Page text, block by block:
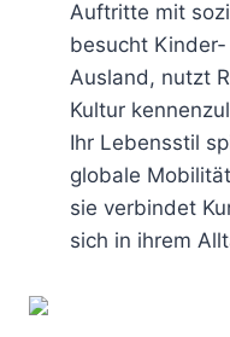
Auftritte mit
besucht
Ausland, nutzt
Kultur
Ihr Lebensstil
globale
sie verbindet
sich in ihrem